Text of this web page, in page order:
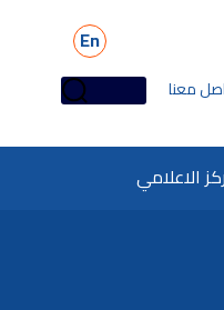
En
معنا
الاعلامي